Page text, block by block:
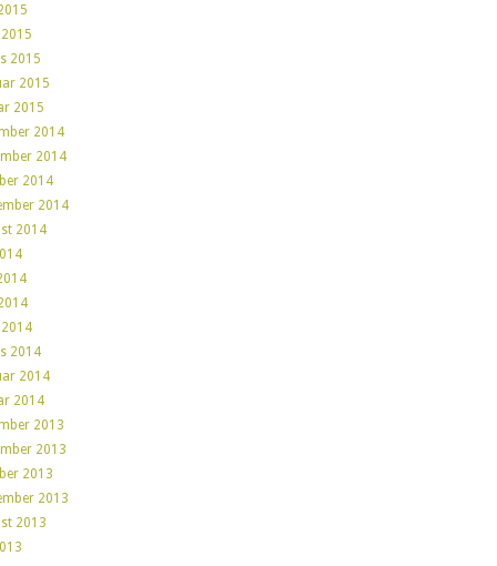
2015
2015
2015
2014
2014
2014
2014
2014
2014
2014
2014
2013
2013
2013
2013
2013